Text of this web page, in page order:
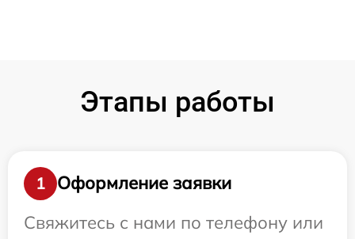
Этапы работы
1
Оформление заявки
Свяжитесь с нами по телефону или